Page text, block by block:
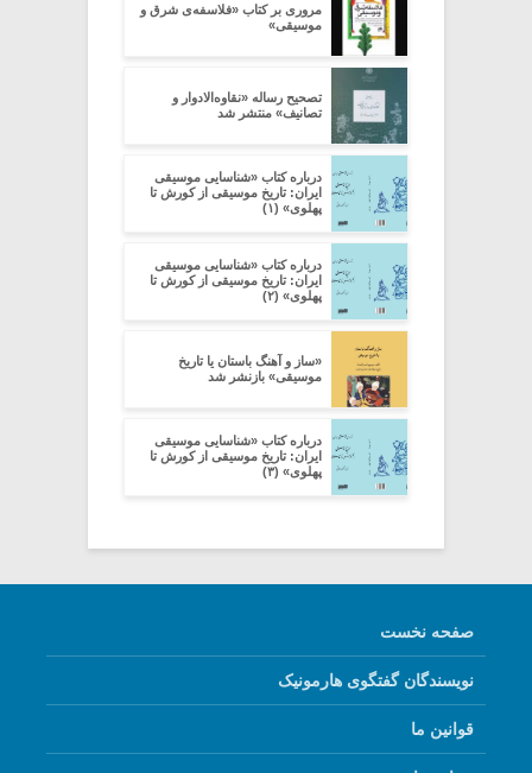
مروری بر کتاب «فلاسفه‌ی شرق و
موسیقی»
تصحیح رساله «نقاوه‌الادوار و
تصانیف» منتشر شد
درباره کتاب «شناسایی موسیقی
ایران: تاریخ موسیقی از کورش تا
پهلوی» (۱)
درباره کتاب «شناسایی موسیقی
ایران: تاریخ موسیقی از کورش تا
پهلوی» (۲)
«ساز و آهنگ باستان یا تاریخ
موسیقی» بازنشر شد
درباره کتاب «شناسایی موسیقی
ایران: تاریخ موسیقی از کورش تا
پهلوی» (۳)
صفحه نخست
نویسندگان گفتگوی هارمونیک
قوانین ما